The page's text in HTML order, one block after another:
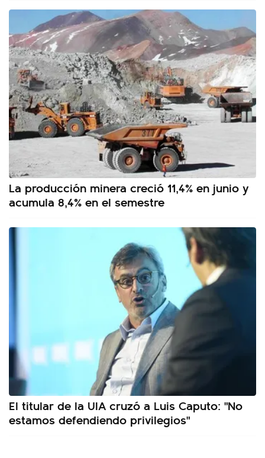
La producción minera creció 11,4% en junio y
acumula 8,4% en el semestre
El titular de la UIA cruzó a Luis Caputo: "No
estamos defendiendo privilegios"